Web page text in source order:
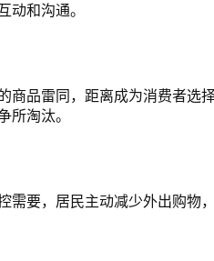
动和沟通。
商品雷同，距离成为消费者选
所淘汰。
需要，居民主动减少外出购物